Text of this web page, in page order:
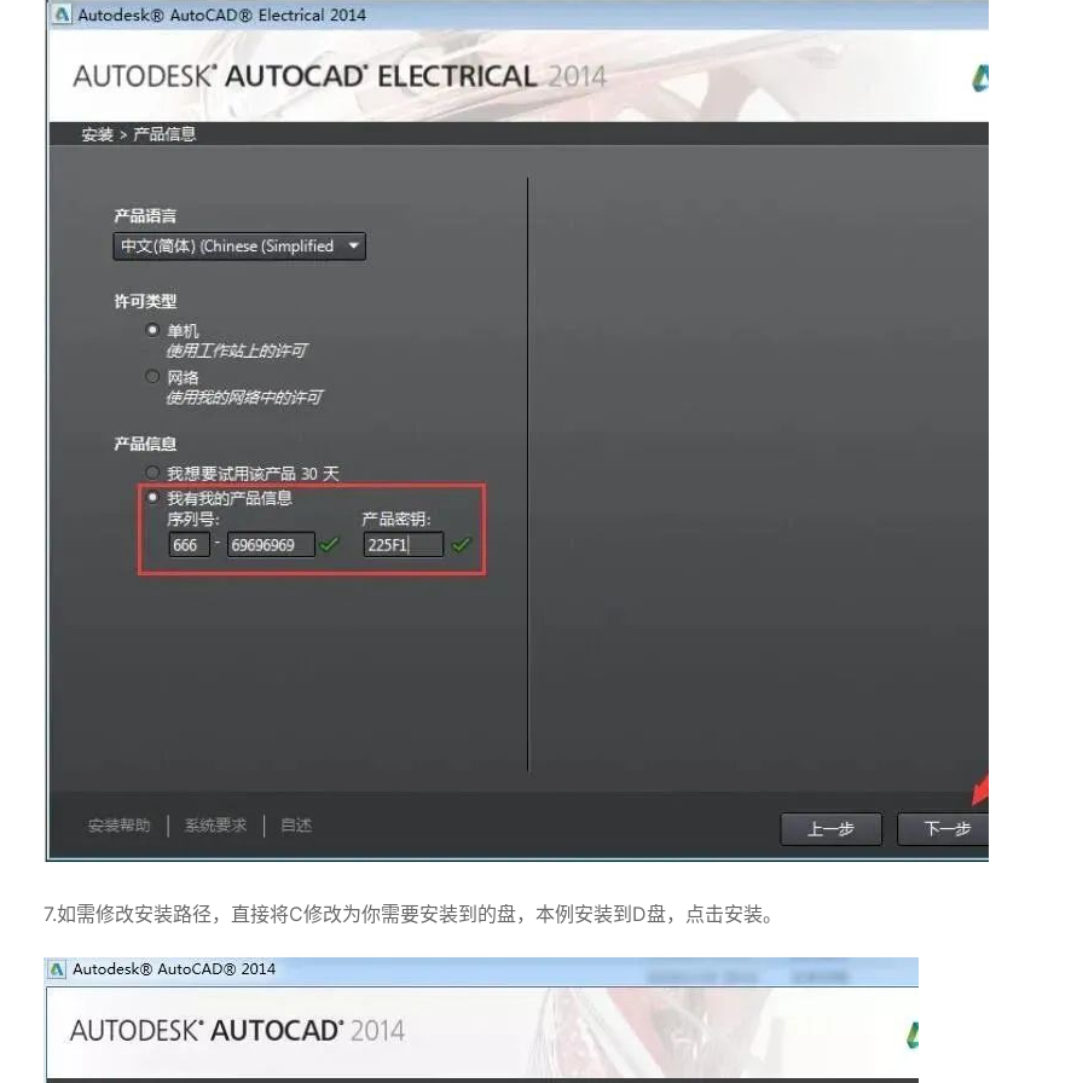
7.如需修改安装路径，直接将C修改为你需要安装到的盘，本例安装到D盘，点击安装。